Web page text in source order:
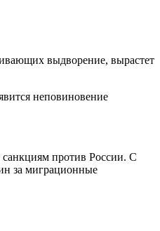
выдворение, вырастет
неповиновение
против России. С
за миграционные